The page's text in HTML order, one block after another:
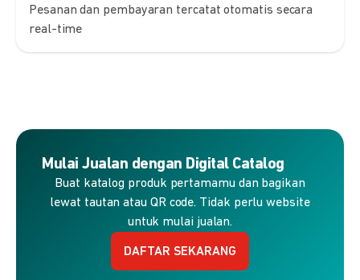
Pesanan dan pembayaran tercatat otomatis secara
real-time
Mulai Jualan dengan Digital Catalog
Buat katalog produk pertamamu dan bagikan
lewat tautan atau QR code. Tidak perlu website
untuk mulai jualan.
DAFTAR SEKARANG